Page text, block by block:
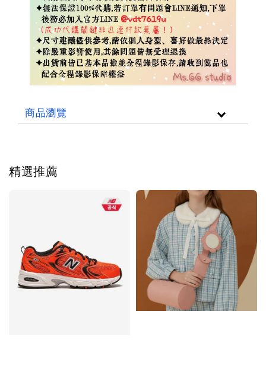
商品瀏覽
精選推薦